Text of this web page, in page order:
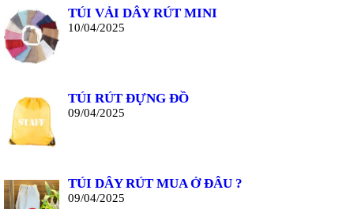
TÚI VẢI DÂY RÚT MINI
10/04/2025
TÚI RÚT ĐỰNG ĐỒ
09/04/2025
TÚI DÂY RÚT MUA Ở ĐÂU ?
09/04/2025